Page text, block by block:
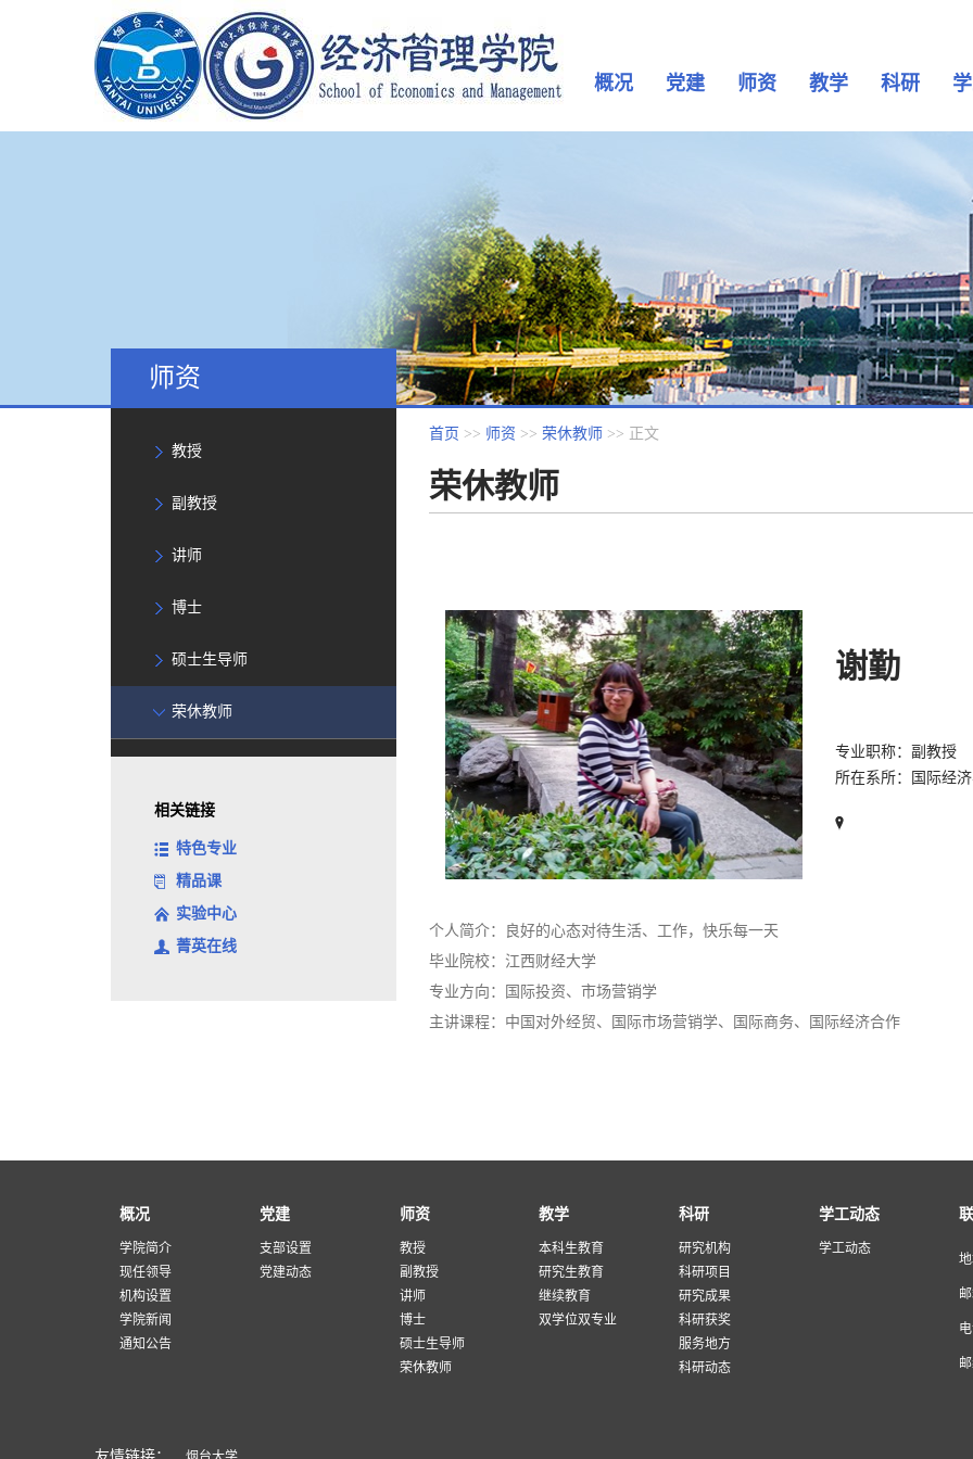
概况 党建 师资 教学 科研
师资
教授
副教授
讲师
博士
硕士生导师
荣休教师
相关链接
特色专业
精品课
实验中心
菁英在线
首页 >> 师资 >> 荣休教师 >> 正文
荣休教师
谢勤
专业职称：副教授
所在系所：国际经
个人简介：良好的心态对待生活、工作，快乐每一天
毕业院校：江西财经大学
专业方向：国际投资、市场营销学
主讲课程：中国对外经贸、国际市场营销学、国际商务、国际经济合作
概况
学院简介
现任领导
机构设置
学院新闻
通知公告
党建
支部设置
党建动态
师资
教授
副教授
讲师
博士
硕士生导师
荣休教师
教学
本科生教育
研究生教育
继续教育
双学位双专业
科研
研究机构
科研项目
研究成果
科研获奖
服务地方
科研动态
学工动态
学工动态